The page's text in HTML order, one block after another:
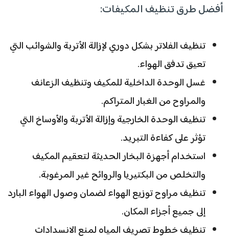
أفضل طرق تنظيف المكيفات:
تنظيف الفلاتر بشكل دوري لإزالة الأتربة والشوائب التي
تعيق تدفق الهواء.
غسل الوحدة الداخلية للمكيف وتنظيف الزعانف
والمراوح من الغبار المتراكم.
تنظيف الوحدة الخارجية وإزالة الأتربة والأوساخ التي
تؤثر على كفاءة التبريد.
استخدام أجهزة البخار الحديثة لتعقيم المكيف
والتخلص من البكتيريا والروائح غير المرغوبة.
تنظيف مراوح توزيع الهواء لضمان وصول الهواء البارد
إلى جميع أجزاء المكان.
تنظيف خطوط تصريف المياه لمنع الانسدادات